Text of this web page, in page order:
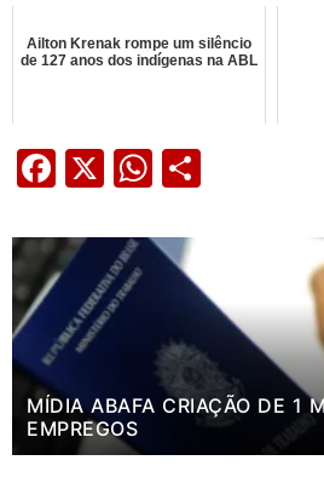
Ailton Krenak rompe um silêncio
de 127 anos dos indígenas na ABL
Facebook
X WhatsApp
MÍDIA ABAFA CRIAÇÃO DE 1
EMPREGOS